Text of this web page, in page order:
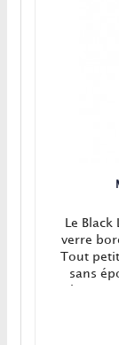
Le
verre
Tout
sans